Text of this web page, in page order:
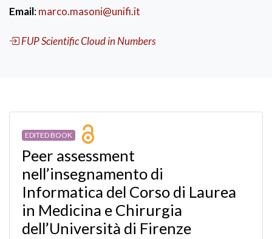
Email:marco.masoni@unifi.it
FUP Scientific Cloud in Numbers
EDITED BOOK
Peer assessment
nell’insegnamento di
Informatica del Corso di Laurea
in Medicina e Chirurgia
dell’Università di Firenze